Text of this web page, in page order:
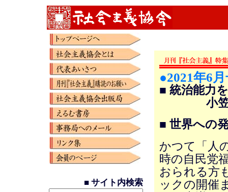
■ サイト内検索
●2021年6
■ 統治能力
小笠原
■ 世界への
かつて「人
時の自民党
おられる方
ックの開催